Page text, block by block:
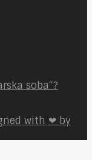
soba“?
with ❤ by